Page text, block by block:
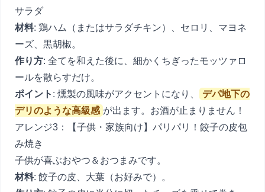
サラダ
材料: 鶏ハム（またはサラダチキン）、セロリ、マヨネ
ーズ、黒胡椒。
作り方: 全てを和えた後に、細かくちぎったモッツァロ
ールを散らすだけ。
ポイント : 燻製の風味がアクセントになり、
デパ地下の
デリのような高級感 が出ます。お酒が止まりません！
アレンジ3：【子供・家族向け】パリパリ！餃子の皮包
み焼き
子供が喜ぶおやつ＆おつまみです。
材料: 餃子の皮、大葉（お好みで）。